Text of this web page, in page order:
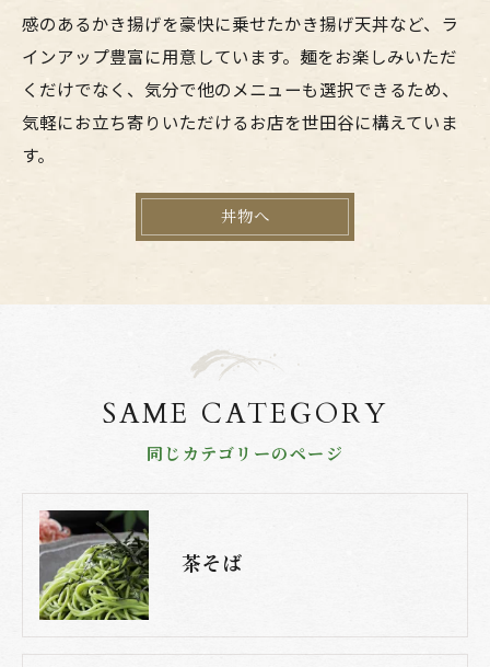
感のあるかき揚げを豪快に乗せたかき揚げ天丼など、ラ
インアップ豊富に用意しています。麺をお楽しみいただ
くだけでなく、気分で他のメニューも選択できるため、
気軽にお立ち寄りいただけるお店を世田谷に構えていま
す。
丼物へ
同じカテゴリーのページ
SAME CATEGORY
茶そば